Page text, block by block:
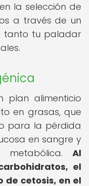
la selección de
a través de un
tanto tu paladar
plan alimenticio
en grasas, que
para la pérdida
en sangre y
Al
el
de cetosis, en el